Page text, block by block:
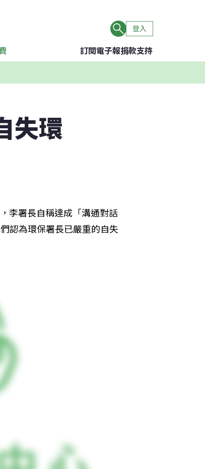
登入
訂閱電子報捐款支持
失環
，李署長自稱達成「溝通對話
認為環保署長已嚴重的自失